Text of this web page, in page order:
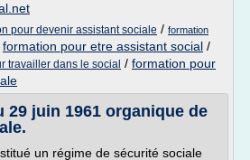
pour devenir assistant sociale / formation
formation pour etre assistant social /
travailler dans le social / formation pour
29 juin 1961 organique de
un régime de sécurité sociale